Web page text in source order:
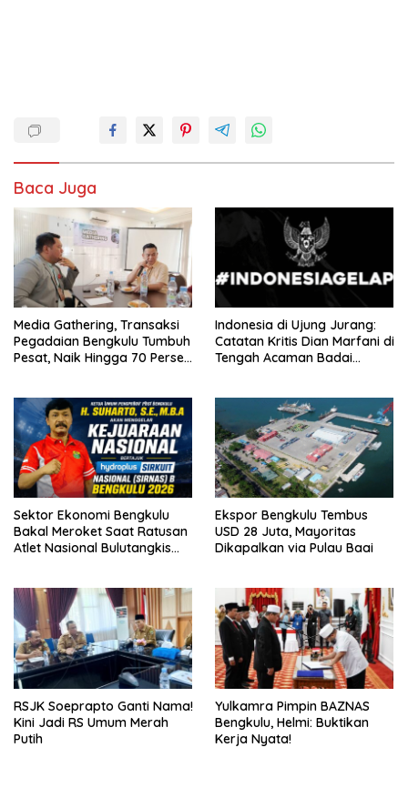
Baca Juga
Media Gathering, Transaksi
Pegadaian Bengkulu Tumbuh
Pesat, Naik Hingga 70 Persen
Indonesia di Ujung Jurang:
Catatan Kritis Dian Marfani di
Tengah Acaman Badai
Sektor Ekonomi Bengkulu
Bakal Meroket Saat Ratusan
Atlet Nasional Bulutangkis
Ekspor Bengkulu Tembus
USD 28 Juta, Mayoritas
Dikapalkan via Pulau Baai
RSJK Soeprapto Ganti Nama!
Kini Jadi RS Umum Merah
Putih
Yulkamra Pimpin BAZNAS
Bengkulu, Helmi: Buktikan
Kerja Nyata!